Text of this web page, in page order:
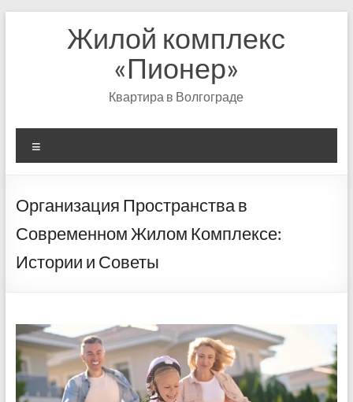
содержимомуЖилой комплекс
«Пионер»
Квартира в Волгограде
Организация Пространства в
Современном Жилом Комплексе:
Истории и Советы